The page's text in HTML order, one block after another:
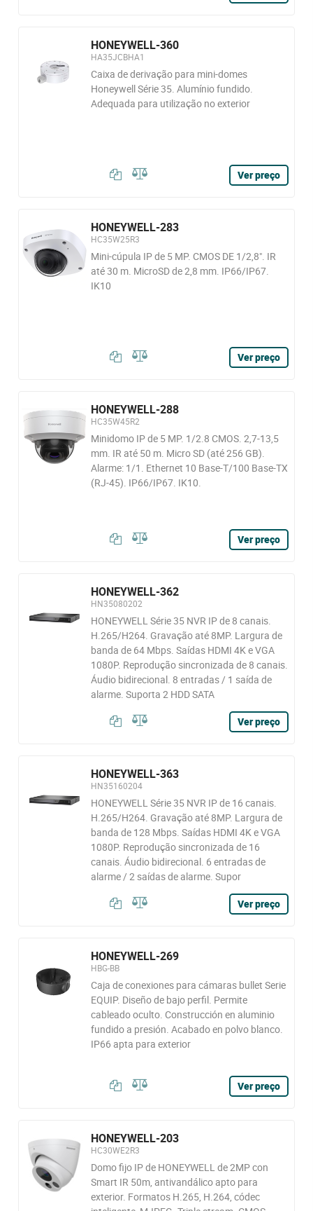
HONEYWELL-360
HA35JCBHA1
Caixa de derivação para mini-domes
Honeywell Série 35. Alumínio fundido.
Adequada para utilização no exterior
Ver preço
HONEYWELL-283
HC35W25R3
Mini-cúpula IP de 5 MP. CMOS DE 1/2,8". IR
até 30 m. MicroSD de 2,8 mm. IP66/IP67.
IK10
Ver preço
HONEYWELL-288
HC35W45R2
Minidomo IP de 5 MP. 1/2.8 CMOS. 2,7-13,5
mm. IR até 50 m. Micro SD (até 256 GB).
Alarme: 1/1. Ethernet 10 Base-T/100 Base-TX
(RJ-45). IP66/IP67. IK10.
Ver preço
HONEYWELL-362
HN35080202
HONEYWELL Série 35 NVR IP de 8 canais.
H.265/H264. Gravação até 8MP. Largura de
banda de 64 Mbps. Saídas HDMI 4K e VGA
1080P. Reprodução sincronizada de 8 canais.
Áudio bidirecional. 8 entradas / 1 saída de
alarme. Suporta 2 HDD SATA
Ver preço
HONEYWELL-363
HN35160204
HONEYWELL Série 35 NVR IP de 16 canais.
H.265/H264. Gravação até 8MP. Largura de
banda de 128 Mbps. Saídas HDMI 4K e VGA
1080P. Reprodução sincronizada de 16
canais. Áudio bidirecional. 6 entradas de
alarme / 2 saídas de alarme. Supor
Ver preço
HONEYWELL-269
HBG-BB
Caja de conexiones para cámaras bullet Serie
EQUIP. Diseño de bajo perfil. Permite
cableado oculto. Construcción en aluminio
fundido a presión. Acabado en polvo blanco.
IP66 apta para exterior
Ver preço
HONEYWELL-203
HC30WE2R3
Domo fijo IP de HONEYWELL de 2MP con
Smart IR 50m, antivandálico apto para
exterior. Formatos H.265, H.264, códec